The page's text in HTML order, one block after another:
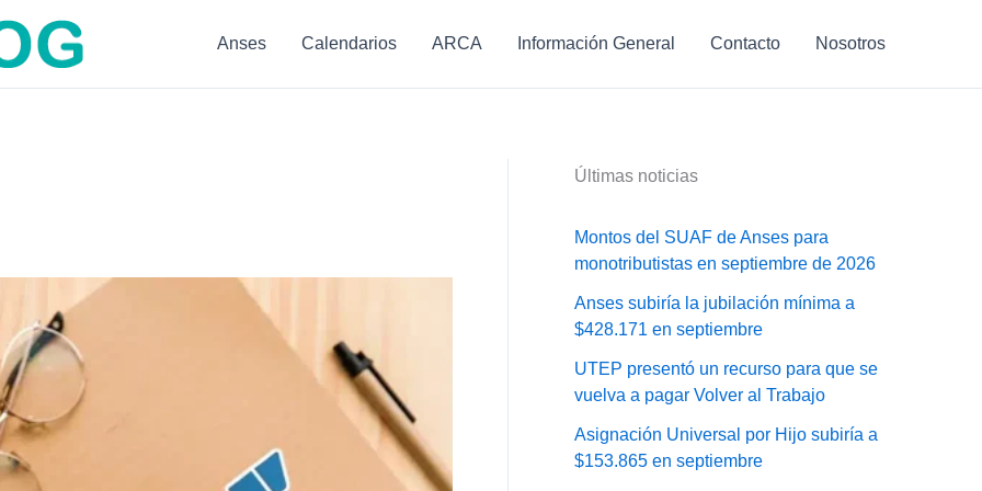
Anses Calendarios ARCA Información General Contacto Nosotros
Últimas noticias
Montos del SUAF de Anses para
monotributistas en septiembre de 2026
Anses subiría la jubilación mínima a
$428.171 en septiembre
UTEP presentó un recurso para que se
vuelva a pagar Volver al Trabajo
Asignación Universal por Hijo subiría a
$153.865 en septiembre